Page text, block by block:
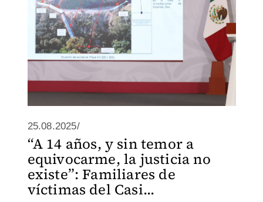
25.08.2025/
“A 14 años, y sin temor a
equivocarme, la justicia no
existe”: Familiares de
víctimas del Casi...